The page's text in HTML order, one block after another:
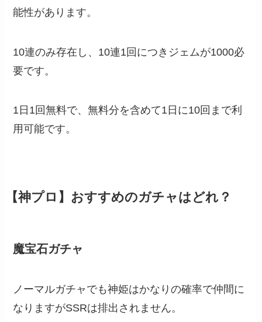
能性があります。
10連のみ存在し、10連1回につきジェムが1000必
要です。
1日1回無料で、無料分を含めて1日に10回まで利
用可能です。
【神プロ】おすすめのガチャはどれ？
魔宝石ガチャ
ノーマルガチャでも神姫はかなりの確率で仲間に
なりますがSSRは排出されません。